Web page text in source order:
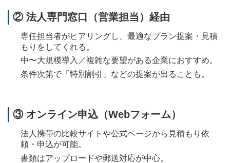
② 法人専門窓口（営業担当）経由
専任担当者がヒアリングし、最適なプラン提案・見積
もりをしてくれる。
中〜大規模導入／複雑な要望がある企業におすすめ。
条件次第で「特別割引」などの提案が出ることも。
③ オンライン申込（Webフォーム）
法人携帯の比較サイトや公式ページから見積もり依
頼・申込が可能。
書類はアップロードや郵送対応が中心。